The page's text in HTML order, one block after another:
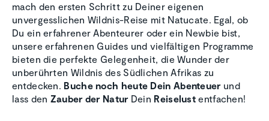
mach den ersten Schritt zu Deiner eigenen
unvergesslichen Wildnis-Reise mit Natucate. Egal, ob
Du ein erfahrener Abenteurer oder ein Newbie bist,
unsere erfahrenen Guides und vielfältigen Programme
bieten die perfekte Gelegenheit, die Wunder der
unberührten Wildnis des Südlichen Afrikas zu
entdecken. Buche noch heute Dein Abenteuer und
lass den Zauber der Natur Dein Reiselust entfachen!